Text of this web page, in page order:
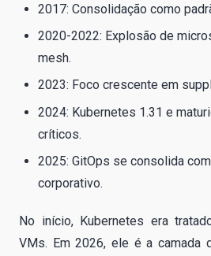
2017: Consolidação como
2020-2022: Explosão de
mesh.
2023: Foco crescente em
2024: Kubernetes 1.31 e
críticos.
2025: GitOps se consolida
corporativo.
No início, Kubernetes era
VMs. Em 2026, ele é a camada